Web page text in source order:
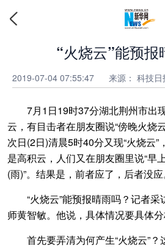
“火烧云”能预报
2019-07-04 07:55:47 来源： 科技日
7月1日19时37分湖北荆州市出现
云，有目击者在朋友圈说“傍晚火烧
次日(2日)清晨5时40分又现“火烧云
是高积云，人们又在朋友圈里说“早
(雨)”。结果是，前者应了，后者没应
“火烧云”能预报晴雨吗？记者采
师黄智敏。他说，具体情况要具体分
首先要弄清为何产生“火烧云”？